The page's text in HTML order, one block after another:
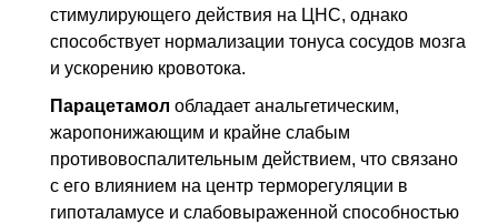
стимулирующего действия на ЦНС, однако
способствует нормализации тонуса сосудов мозга
и ускорению кровотока.
Парацетамол обладает анальгетическим,
жаропонижающим и крайне слабым
противовоспалительным действием, что связано
с его влиянием на центр терморегуляции в
гипоталамусе и слабовыраженной способностью